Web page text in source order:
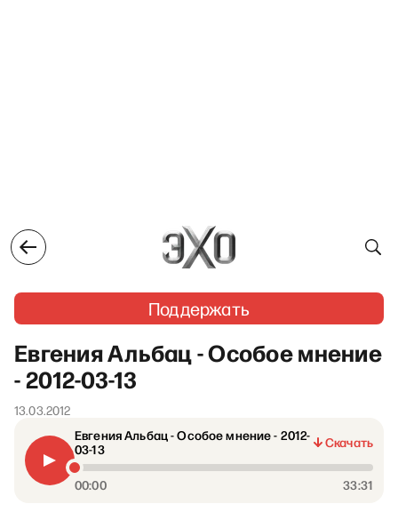
Поддержать
Евгения Альбац - Особое мнение
- 2012-03-13
13.03.2012
Евгения Альбац - Особое мнение - 2012-
03-13
Скачать
00:00 33:31